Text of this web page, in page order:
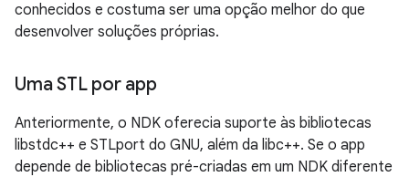
conhecidos e costuma ser uma opção melhor do que
desenvolver soluções próprias.
Uma STL por app
Anteriormente, o NDK oferecia suporte às bibliotecas
libstdc++ e STLport do GNU, além da libc++. Se o app
depende de bibliotecas pré-criadas em um NDK diferente